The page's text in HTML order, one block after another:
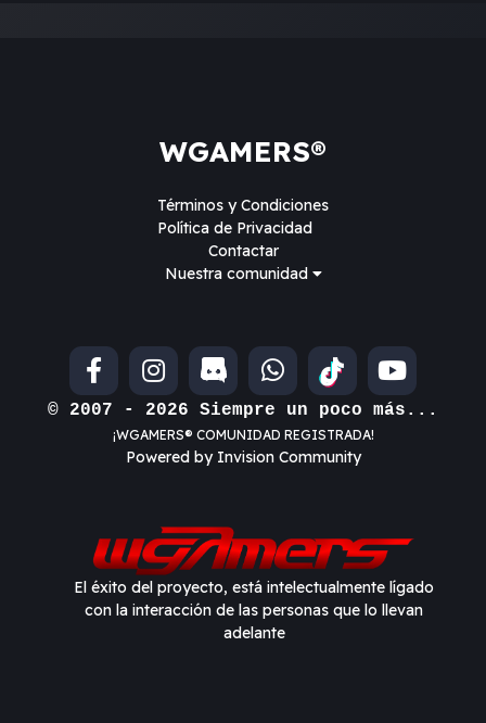
WGAMERS®
Términos y Condiciones
Política de Privacidad
Contactar
Nuestra comunidad
© 2007 - 2026 Siempre un poco más...
¡WGAMERS® COMUNIDAD REGISTRADA!
Powered by Invision Community
El éxito del proyecto, está intelectualmente lígado
con la interacción de las personas que lo llevan
adelante